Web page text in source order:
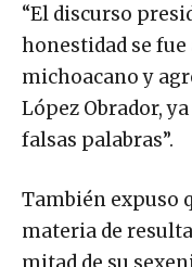
“El discurso
honestidad se fue
michoacano y
López Obrador,
falsas palabras”.
También expuso
materia de
mitad de su